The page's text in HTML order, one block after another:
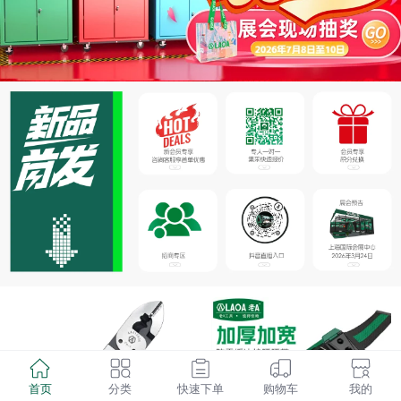
首页 分类 快速下单 购物车 我的